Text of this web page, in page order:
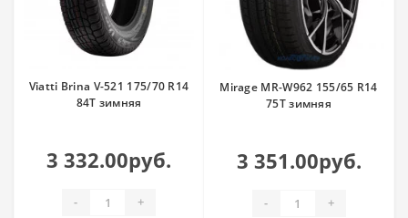
Viatti Brina V-521 175/70 R14
84T зимняя
3 332.00руб.
- +
Mirage MR-W962 155/65 R14
75T зимняя
3 351.00руб.
- +